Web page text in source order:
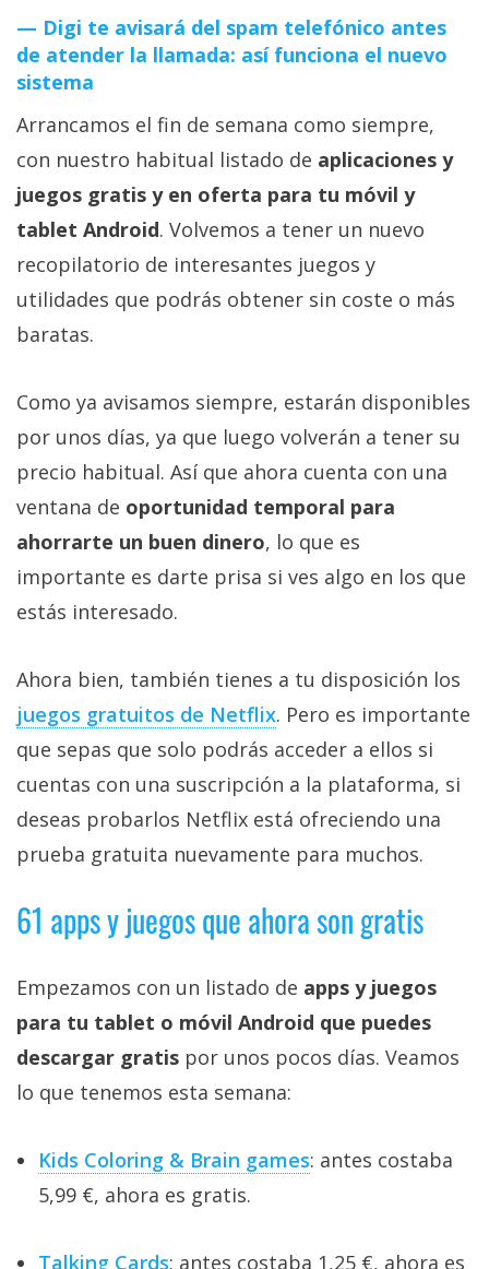
Digi te avisará del spam telefónico antes
de atender la llamada: así funciona el nuevo
sistema
Arrancamos el fin de semana como siempre,
con nuestro habitual listado de aplicaciones y
juegos gratis y en oferta para tu móvil y
tablet Android. Volvemos a tener un nuevo
recopilatorio de interesantes juegos y
utilidades que podrás obtener sin coste o más
baratas.
Como ya avisamos siempre, estarán disponibles
por unos días, ya que luego volverán a tener su
precio habitual. Así que ahora cuenta con una
ventana de oportunidad temporal para
ahorrarte un buen dinero, lo que es
importante es darte prisa si ves algo en los que
estás interesado.
Ahora bien, también tienes a tu disposición los
juegos gratuitos de Netflix‎. Pero es importante
que sepas que solo podrás acceder a ellos si
cuentas con una suscripción a la plataforma, si
deseas probarlos Netflix está ofreciendo una
prueba gratuita nuevamente para muchos.
61 apps y juegos que ahora son gratis
Empezamos con un listado de apps y juegos
para tu tablet o móvil Android que puedes
descargar gratis por unos pocos días. Veamos
lo que tenemos esta semana:
Kids Coloring & Brain games: antes costaba
5,99 €, ahora es gratis.
Talking Cards: antes costaba 1,25 €, ahora es